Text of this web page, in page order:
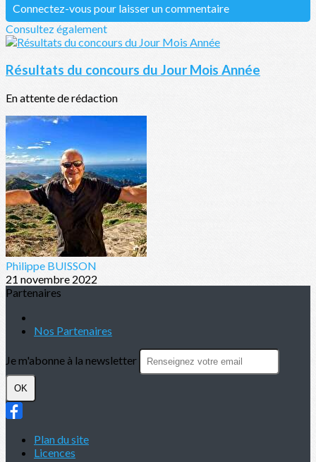
Connectez-vous pour laisser un commentaire
Consultez également
Résultats du concours du Jour Mois Année
En attente de rédaction
Philippe BUISSON
21 novembre 2022
Partenaires
Nos Partenaires
Je m'abonne à la newsletter
OK
Plan du site
Licences